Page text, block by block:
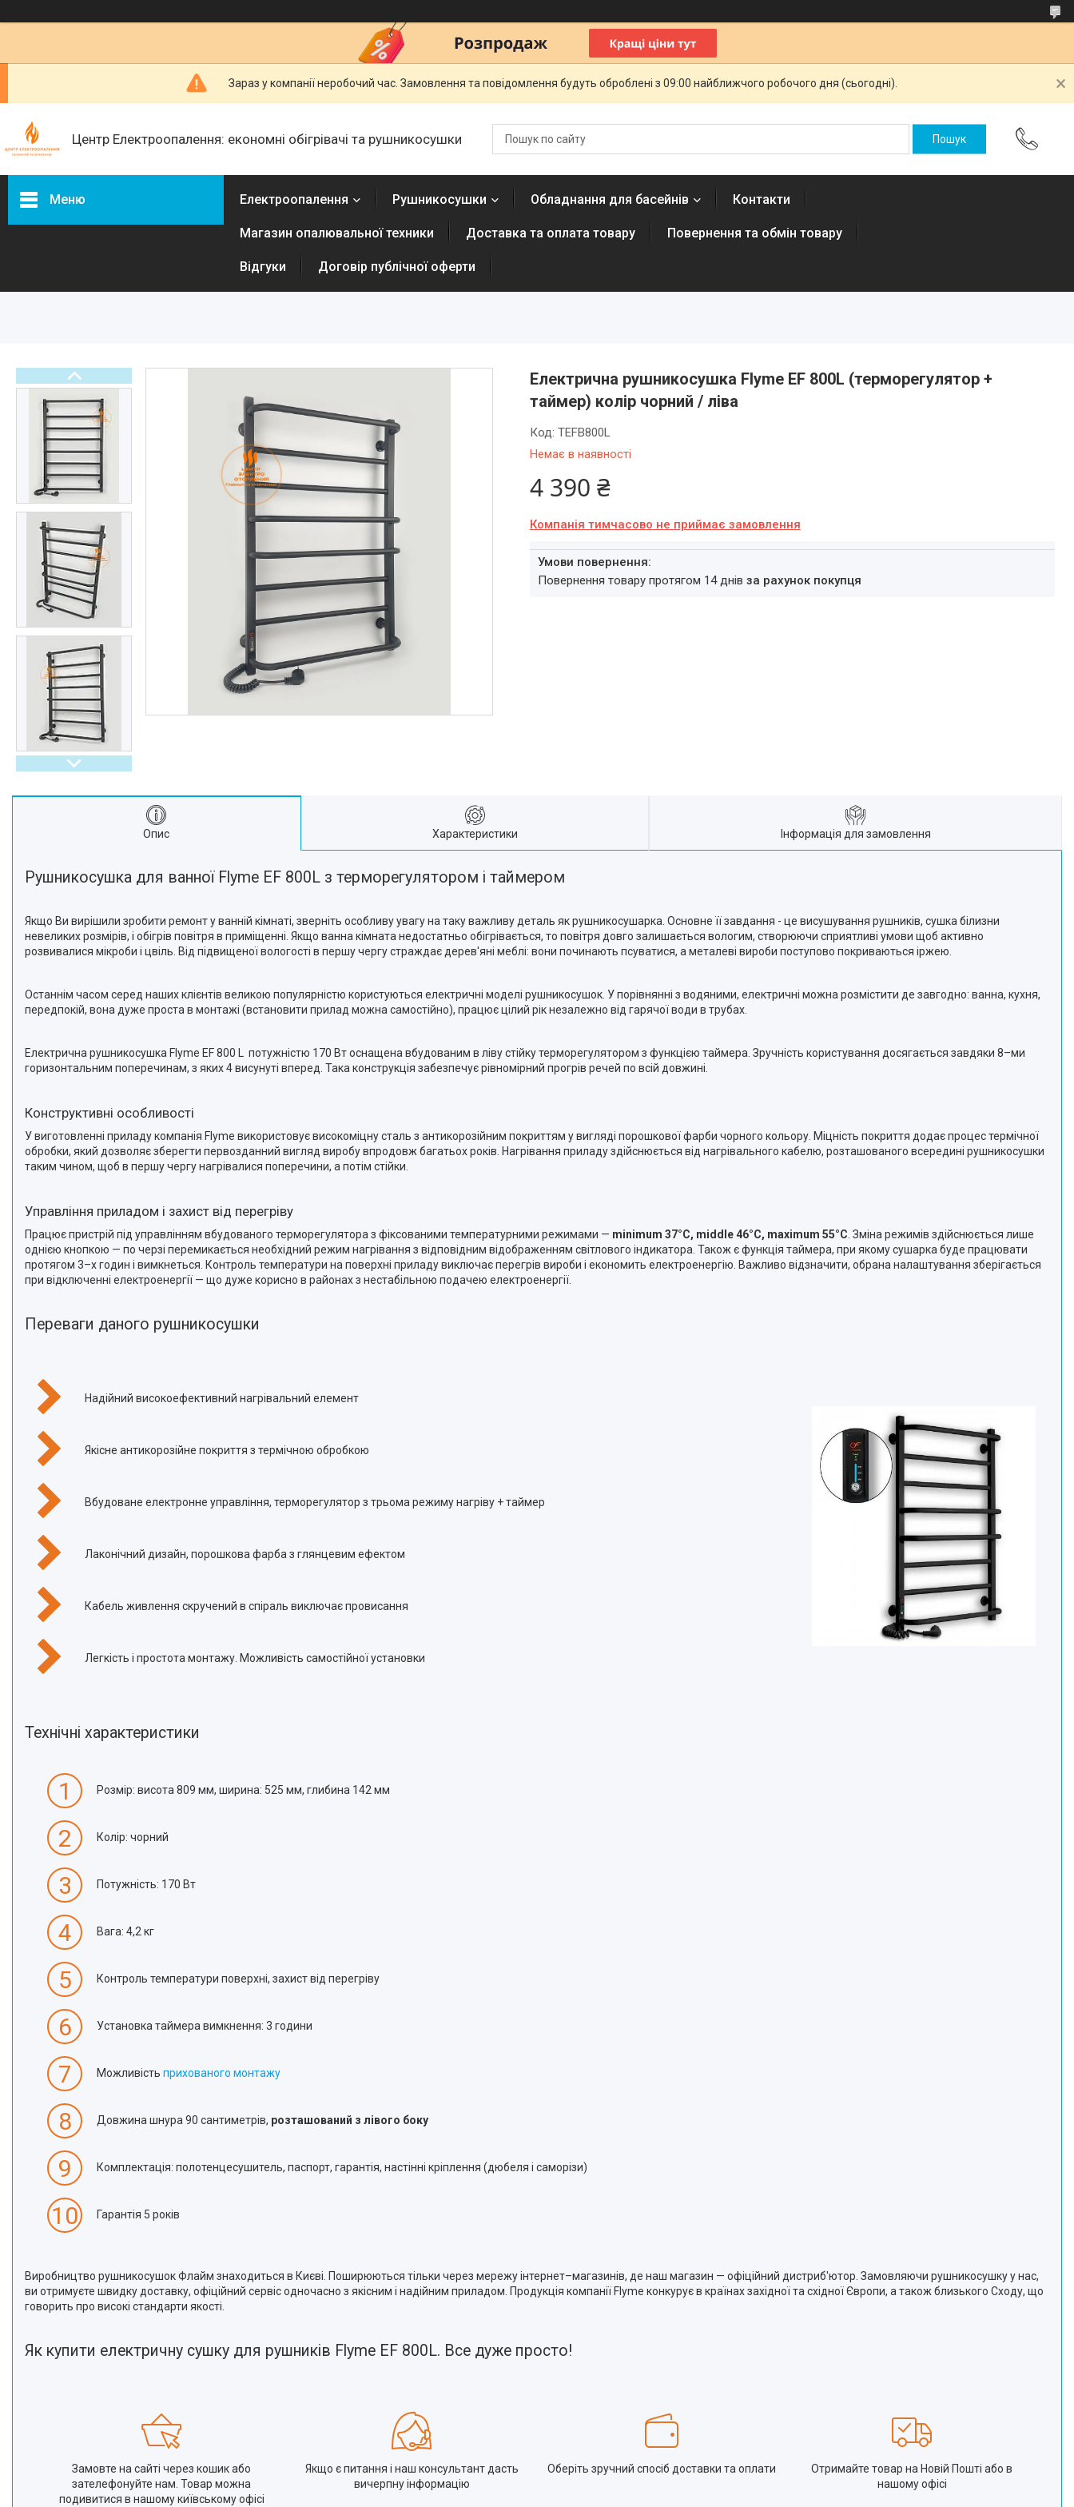
Зараз у компанії неробочий час. Замовлення та повідомлення будуть оброблені з 09:00 найближчого робочого дня (сьогодні).
Центр Електроопалення: економні обігрівачі та рушникосушки
Меню
Електричні рушникосушки
Терморегулятори
Тепла електрична підлога
Обладнання для басейнів
Електроопалення Рушникосушки Обладнання для басейнів Контакти
Магазин опалювальної техники Доставка та оплата товару Повернення та обмін товару
Відгуки Договір публічної оферти
Електрична рушникосушка Flyme EF 800L (терморегулятор +
таймер) колір чорний / ліва
Немає в наявності
Код: TEFB800L
4 390 ₴
Компанія тимчасово не приймає замовлення
повернення товару протягом 14 днів за рахунок покупця
Опис Характеристики Інформація для замовлення
Рушникосушка для ванної Flyme EF 800L з терморегулятором і таймером
Якщо Ви вирішили зробити ремонт у ванній кімнаті, зверніть особливу увагу на таку важливу деталь як рушникосушарка. Основне її завдання - це висушування рушників, сушка білизни
невеликих розмірів, і обігрів повітря в приміщенні. Якщо ванна кімната недостатньо обігрівається, то повітря довго залишається вологим, створюючи сприятливі умови щоб активно
розвивалися мікроби і цвіль. Від підвищеної вологості в першу чергу страждає дерев'яні меблі: вони починають псуватися, а металеві вироби поступово покриваються іржею.
Останнім часом серед наших клієнтів великою популярністю користуються електричні моделі рушникосушок. У порівнянні з водяними, електричні можна розмістити де завгодно: ванна, кухня,
передпокій, вона дуже проста в монтажі (встановити прилад можна самостійно), працює цілий рік незалежно від гарячої води в трубах.
Електрична рушникосушка Flyme EF 800 L потужністю 170 Вт оснащена вбудованим в ліву стійку терморегулятором з функцією таймера. Зручність користування досягається завдяки 8–ми
горизонтальним поперечинам, з яких 4 висунуті вперед. Така конструкція забезпечує рівномірний прогрів речей по всій довжині.
Конструктивні особливості
У виготовленні приладу компанія Flyme використовує високоміцну сталь з антикорозійним покриттям у вигляді порошкової фарби чорного кольору. Міцність покриття додає процес термічної
обробки, який дозволяє зберегти первозданний вигляд виробу впродовж багатьох років. Нагрівання приладу здійснюється від нагрівального кабелю, розташованого всередині рушникосушки
таким чином, щоб в першу чергу нагрівалися поперечини, а потім стійки.
Управління приладом і захист від перегріву
Працює пристрій під управлінням вбудованого терморегулятора з фіксованими температурними режимами — minimum 37°C, middle 46°C, maximum 55°C . Зміна режимів здійснюється лише
однією кнопкою — по черзі перемикається необхідний режим нагрівання з відповідним відображенням світлового індикатора. Також є функція таймера, при якому сушарка буде працювати
протягом 3–х годин і вимкнеться. Контроль температури на поверхні приладу виключає перегрів вироби і економить електроенергію. Важливо відзначити, обрана налаштування зберігається
при відключенні електроенергії — що дуже корисно в районах з нестабільною подачею електроенергії.
Переваги даного рушникосушки
Надійний високоефективний нагрівальний елемент
Якісне антикорозійне покриття з термічною обробкою
Вбудоване електронне управління, терморегулятор з трьома режиму нагріву + таймер
Лаконічний дизайн, порошкова фарба з глянцевим ефектом
Кабель живлення скручений в спіраль виключає провисання
Легкість і простота монтажу. Можливість самостійної установки
Технічні характеристики
1 Розмір: висота 809 мм, ширина: 525 мм, глибина 142 мм
2 Колір: чорний
3 Потужність: 170 Вт
4 Вага: 4,2 кг
5 Контроль температури поверхні, захист від перегріву
6 Установка таймера вимкнення: 3 години
7 Можливість прихованого монтажу
8 Довжина шнура 90 сантиметрів, розташований з лівого боку
9 Комплектація: полотенцесушитель, паспорт, гарантія, настінні кріплення (дюбеля і саморізи)
10 Гарантія 5 років
Виробництво рушникосушок Флайм знаходиться в Києві. Поширюються тільки через мережу інтернет–магазинів, де наш магазин — офіційний дистриб'ютор. Замовляючи рушникосушку у нас,
ви отримуєте швидку доставку, офіційний сервіс одночасно з якісним і надійним приладом. Продукція компанії Flyme конкурує в країнах західної та східної Європи, а також близького Сходу, що
говорить про високі стандарти якості.
Як купити електричну сушку для рушників Flyme EF 800L. Все дуже просто!
Замовте на сайті через кошик або
зателефонуйте нам. Товар можна
подивитися в нашому київському офісі
Якщо є питання і наш консультант дасть
вичерпну інформацію
Оберіть зручний спосіб доставки та оплати
Отримайте товар на Новій Пошті або в
нашому офісі